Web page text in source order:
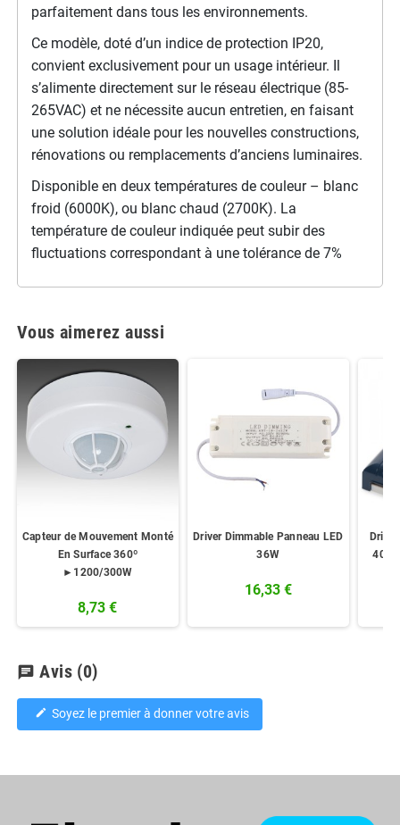
parfaitement dans tous les environnements.
Ce modèle, doté d’un indice de protection IP20,
convient exclusivement pour un usage intérieur. Il
s’alimente directement sur le réseau électrique (85-
265VAC) et ne nécessite aucun entretien, en faisant
une solution idéale pour les nouvelles constructions,
rénovations ou remplacements d’anciens luminaires.
Disponible en deux températures de couleur – blanc
froid (6000K), ou blanc chaud (2700K). La
température de couleur indiquée peut subir des
fluctuations correspondant à une tolérance de 7%
Vous aimerez aussi
Capteur de Mouvement Monté
En Surface 360º
►1200/300W
8,73 €
Driver Dimmable Panneau LED
36W
16,33 €
40W
chat Avis (0)
edit Soyez le premier à donner votre avis